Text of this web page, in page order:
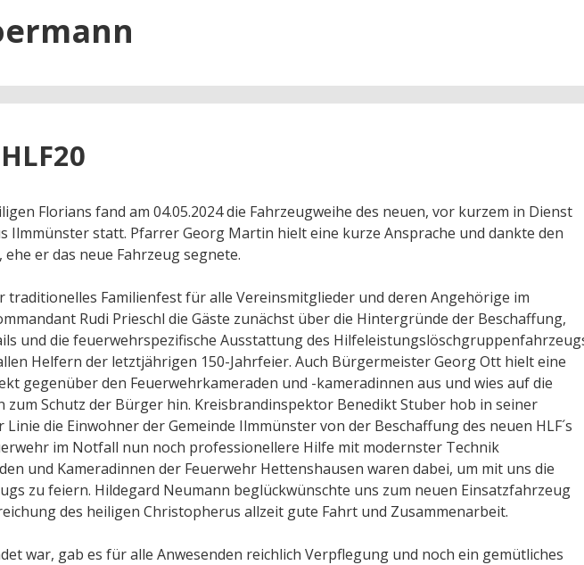
Florians fand am 04.05.2024 die Fahrzeugweihe des neuen, vor kurzem in Dienst
Ilmmünster statt. Pfarrer Georg Martin hielt eine kurze Ansprache und dankte den
er das neue Fahrzeug segnete.
traditionelles Familienfest für alle Vereinsmitglieder und deren Angehörige im
Rudi Prieschl die Gäste zunächst über die Hintergründe der Beschaffung,
und die feuerwehrspezifische Ausstattung des
Helfern der letztjährigen 150-Jahrfeier. Auch Bürgermeister Georg Ott hielt eine
gegenüber den Feuerwehrkameraden und -kameradinnen aus und wies auf die
Schutz der Bürger hin. Kreisbrandinspektor Benedikt Stuber hob in seiner
die Einwohner der Gemeinde Ilmmünster von der Beschaffung des neuen HLF´s
im Notfall nun noch professionellere Hilfe mit modernster Technik
und Kameradinnen der Feuerwehr Hettenshausen waren dabei, um mit uns die
zu feiern. Hildegard Neumann beglückwünschte uns zum neuen Einsatzfahrzeug
des heiligen Christopherus allzeit gute Fahrt und Zusammenarbeit.
war, gab es für alle Anwesenden reichlich Verpflegung und noch ein gemütliches